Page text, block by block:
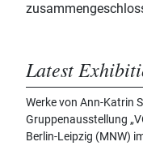
Latest
Werke von Ann-Katrin
Gruppenausstellung
Berlin-Leipzig (MNW)